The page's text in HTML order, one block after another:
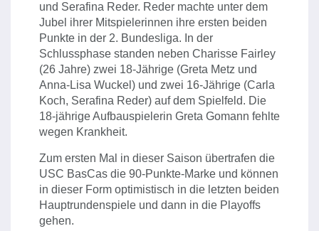
und Serafina Reder. Reder machte unter dem
Jubel ihrer Mitspielerinnen ihre ersten beiden
Punkte in der 2. Bundesliga. In der
Schlussphase standen neben Charisse Fairley
(26 Jahre) zwei 18-Jährige (Greta Metz und
Anna-Lisa Wuckel) und zwei 16-Jährige (Carla
Koch, Serafina Reder) auf dem Spielfeld. Die
18-jährige Aufbauspielerin Greta Gomann fehlte
wegen Krankheit.
Zum ersten Mal in dieser Saison übertrafen die
USC BasCas die 90-Punkte-Marke und können
in dieser Form optimistisch in die letzten beiden
Hauptrundenspiele und dann in die Playoffs
gehen.